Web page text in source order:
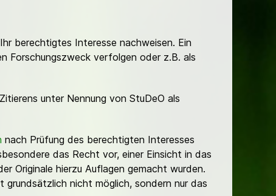
berechtigtes Interesse nachweisen. Ein
Forschungszweck verfolgen oder z.B. als
unter Nennung von StuDeO als
nach Prüfung des berechtigten Interesses
das Recht vor, einer Einsicht in das
Originale hierzu Auflagen gemacht wurden.
grundsätzlich nicht möglich, sondern nur das